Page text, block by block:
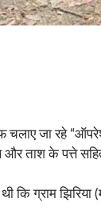
चलाए जा रहे
और ताश के पत्ते
कि ग्राम